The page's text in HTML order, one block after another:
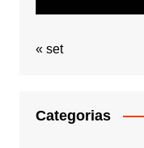
« set
Categorias